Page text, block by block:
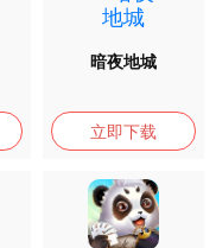
暗夜地城
立即下载